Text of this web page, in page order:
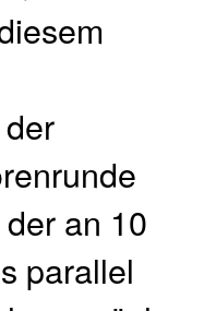
an 10
parallel